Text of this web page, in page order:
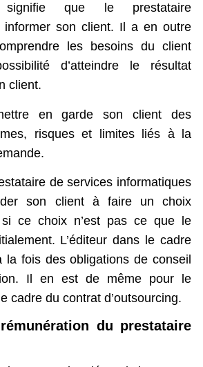
signifie que le prestataire
informer son client. Il a en outre
les besoins du client
d’atteindre le résultat
client.
en garde son client des
risques et limites liés à la
de services informatiques
son client à faire un choix
si ce choix n’est pas ce que le
L’éditeur dans le cadre
la fois des obligations de conseil
Il en est de même pour le
cadre du contrat d’outsourcing.
du prestataire